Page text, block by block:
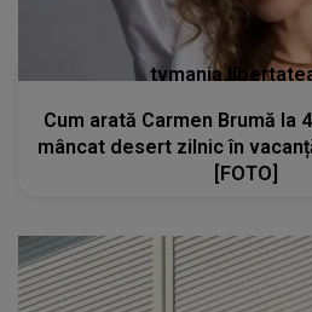
Cum arată Carmen Brumă la
mâncat desert zilnic în
[FOTO]